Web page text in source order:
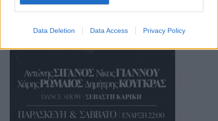
Data Deletion Data Access Privacy Policy